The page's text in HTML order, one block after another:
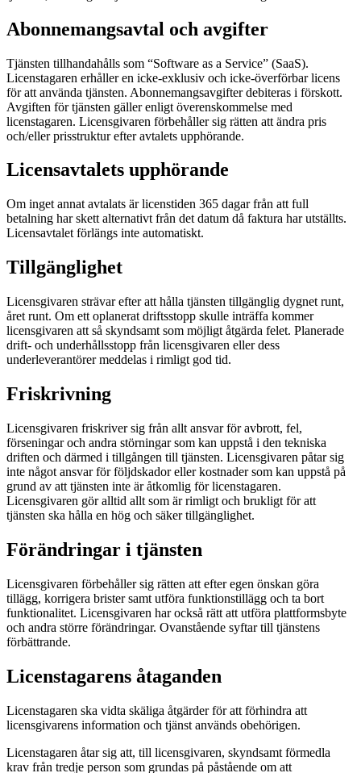
Abonnemangsavtal och avgifter
Tjänsten tillhandahålls som “Software as a Service” (SaaS).
Licenstagaren erhåller en icke-exklusiv och icke-överförbar licens
för att använda tjänsten. Abonnemangsavgifter debiteras i förskott.
Avgiften för tjänsten gäller enligt överenskommelse med
licenstagaren. Licensgivaren förbehåller sig rätten att ändra pris
och/eller prisstruktur efter avtalets upphörande.
Licensavtalets upphörande
Om inget annat avtalats är licenstiden 365 dagar från att full
betalning har skett alternativt från det datum då faktura har utställts.
Licensavtalet förlängs inte automatiskt.
Tillgänglighet
Licensgivaren strävar efter att hålla tjänsten tillgänglig dygnet runt,
året runt. Om ett oplanerat driftsstopp skulle inträffa kommer
licensgivaren att så skyndsamt som möjligt åtgärda felet. Planerade
drift- och underhållsstopp från licensgivaren eller dess
underleverantörer meddelas i rimligt god tid.
Friskrivning
Licensgivaren friskriver sig från allt ansvar för avbrott, fel,
förseningar och andra störningar som kan uppstå i den tekniska
driften och därmed i tillgången till tjänsten. Licensgivaren påtar sig
inte något ansvar för följdskador eller kostnader som kan uppstå på
grund av att tjänsten inte är åtkomlig för licenstagaren.
Licensgivaren gör alltid allt som är rimligt och brukligt för att
tjänsten ska hålla en hög och säker tillgänglighet.
Förändringar i tjänsten
Licensgivaren förbehåller sig rätten att efter egen önskan göra
tillägg, korrigera brister samt utföra funktionstillägg och ta bort
funktionalitet. Licensgivaren har också rätt att utföra plattformsbyte
och andra större förändringar. Ovanstående syftar till tjänstens
förbättrande.
Licenstagarens åtaganden
Licenstagaren ska vidta skäliga åtgärder för att förhindra att
licensgivarens information och tjänst används obehörigen.
Licenstagaren åtar sig att, till licensgivaren, skyndsamt förmedla
krav från tredje person som grundas på påstående om att